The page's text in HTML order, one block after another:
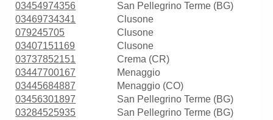
03454974356
San Pellegrino Terme (BG)
03469734341
Clusone
079245705
Clusone
03407151169
Clusone
03737852151
Crema (CR)
03447700167
Menaggio
03445684887
Menaggio (CO)
03456301897
San Pellegrino Terme (BG)
03284525935
San Pellegrino Terme (BG)